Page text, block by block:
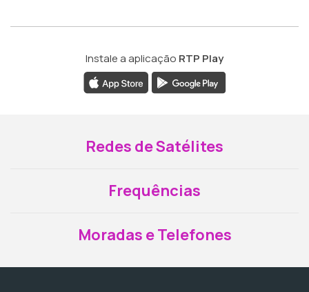
Instale a aplicação RTP Play
Redes de Satélites
Frequências
Moradas e Telefones